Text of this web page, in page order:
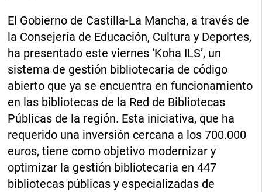
El Gobierno de Castilla-La Mancha, a través de
la Consejería de Educación, Cultura y Deportes,
ha presentado este viernes ‘Koha ILS’, un
sistema de gestión bibliotecaria de código
abierto que ya se encuentra en funcionamiento
en las bibliotecas de la Red de Bibliotecas
Públicas de la región. Esta iniciativa, que ha
requerido una inversión cercana a los 700.000
euros, tiene como objetivo modernizar y
optimizar la gestión bibliotecaria en 447
bibliotecas públicas y especializadas de